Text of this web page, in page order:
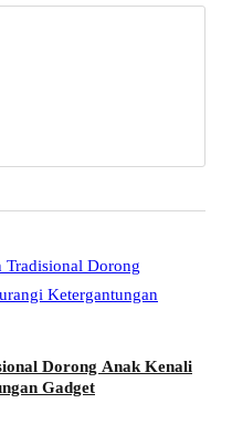
Dorong Anak Kenali
Gadget